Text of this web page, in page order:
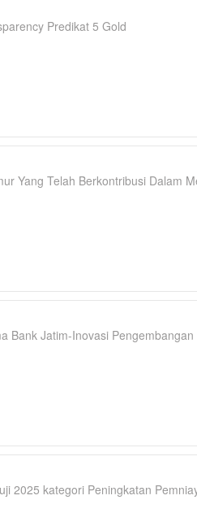
Predikat 5 Gold
Yang Telah Berkontribusi Dalam
Bank Jatim-Inovasi
2025 kategori Peningkatan